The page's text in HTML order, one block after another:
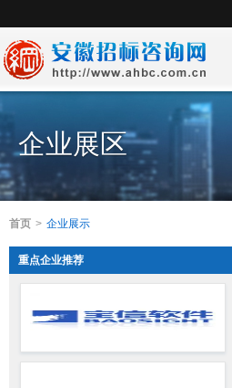
企业展区
首页 > 企业展示
重点企业推荐